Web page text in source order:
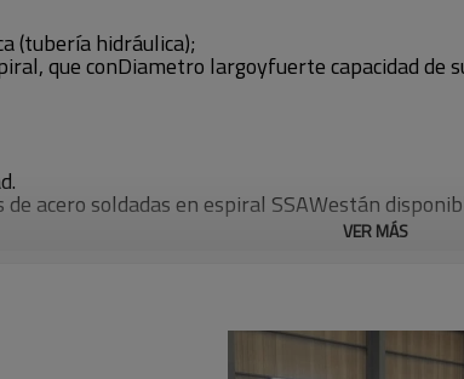
(tubería hidráulica);
que conDiametro largoyfuerte capacidad de
de acero soldadas en espiral SSAWestán
406-
VER MÁS